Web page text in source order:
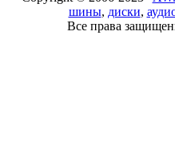
шины, диски,
Все права